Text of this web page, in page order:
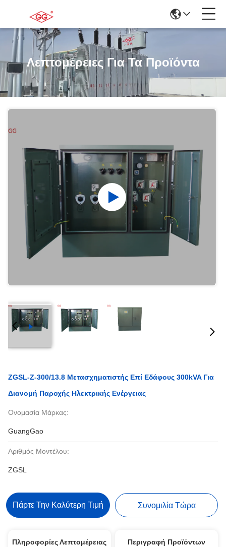
Λεπτομέρειες Για Τα Προϊόντα
ZGSL-Z-300/13.8 Μετασχηματιστής Επί Εδάφους 300kVA Για
Διανομή Παροχής Ηλεκτρικής Ενέργειας
Ονομασία Μάρκας:
GuangGao
Αριθμός Μοντέλου:
ZGSL
Πάρτε Την Καλύτερη Τιμή Συνομιλία Τώρα
Πληροφορίες Λεπτομέρειας Περιγραφή Προϊόντων